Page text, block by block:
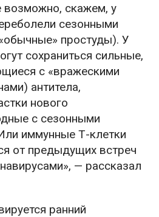
возможно, скажем, у
сезонными
простуды). У
сохраниться сильные,
с «вражескими
антитела,
нового
с сезонными
иммунные Т-клетки
от предыдущих встреч
— рассказал
ранний